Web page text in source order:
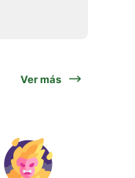
Ver más